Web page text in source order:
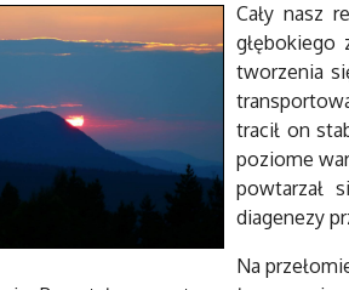
Cały nasz
głębokiego
tworzenia
tracił on
poziome
powtarzał
diagenezy
Na